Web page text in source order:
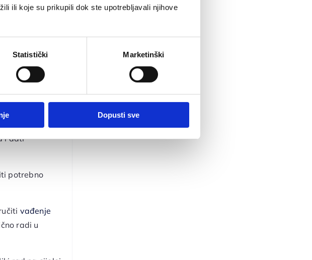
ili koje su prikupili dok ste upotrebljavali njihove
Statistički Marketinški
Dopusti sve
liječenje
postaje
zubabi
i dati
potrebno
vađenje
radi u